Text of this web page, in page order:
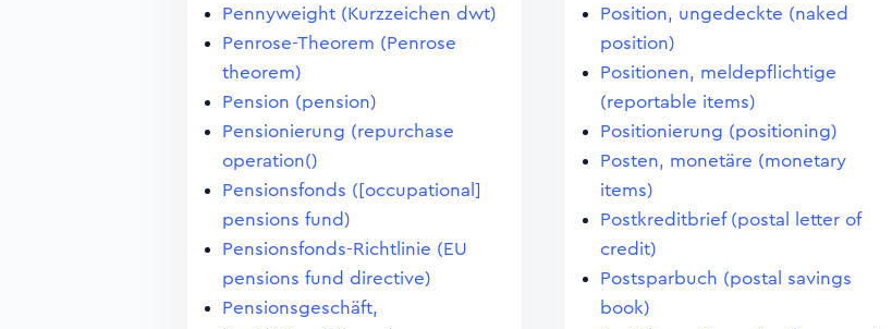
Pennyweight (Kurzzeichen dwt)
Penrose-Theorem (Penrose
theorem)
Pension (pension)
Pensionierung (repurchase
operation()
Pensionsfonds ([occupational]
pensions fund)
Pensionsfonds-Richtlinie (EU
pensions fund directive)
Pensionsgeschäft,
Position, ungedeckte (naked
position)
Positionen, meldepflichtige
(reportable items)
Positionierung (positioning)
Posten, monetäre (monetary
items)
Postkreditbrief (postal letter of
credit)
Postsparbuch (postal savings
book)